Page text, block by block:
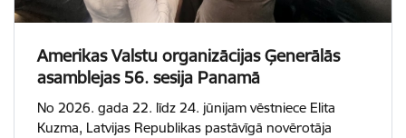
Amerikas Valstu organizācijas Ģenerālās
asamblejas 56. sesija Panamā
No 2026. gada 22. līdz 24. jūnijam vēstniece Elita
Kuzma, Latvijas Republikas pastāvīgā novērotāja